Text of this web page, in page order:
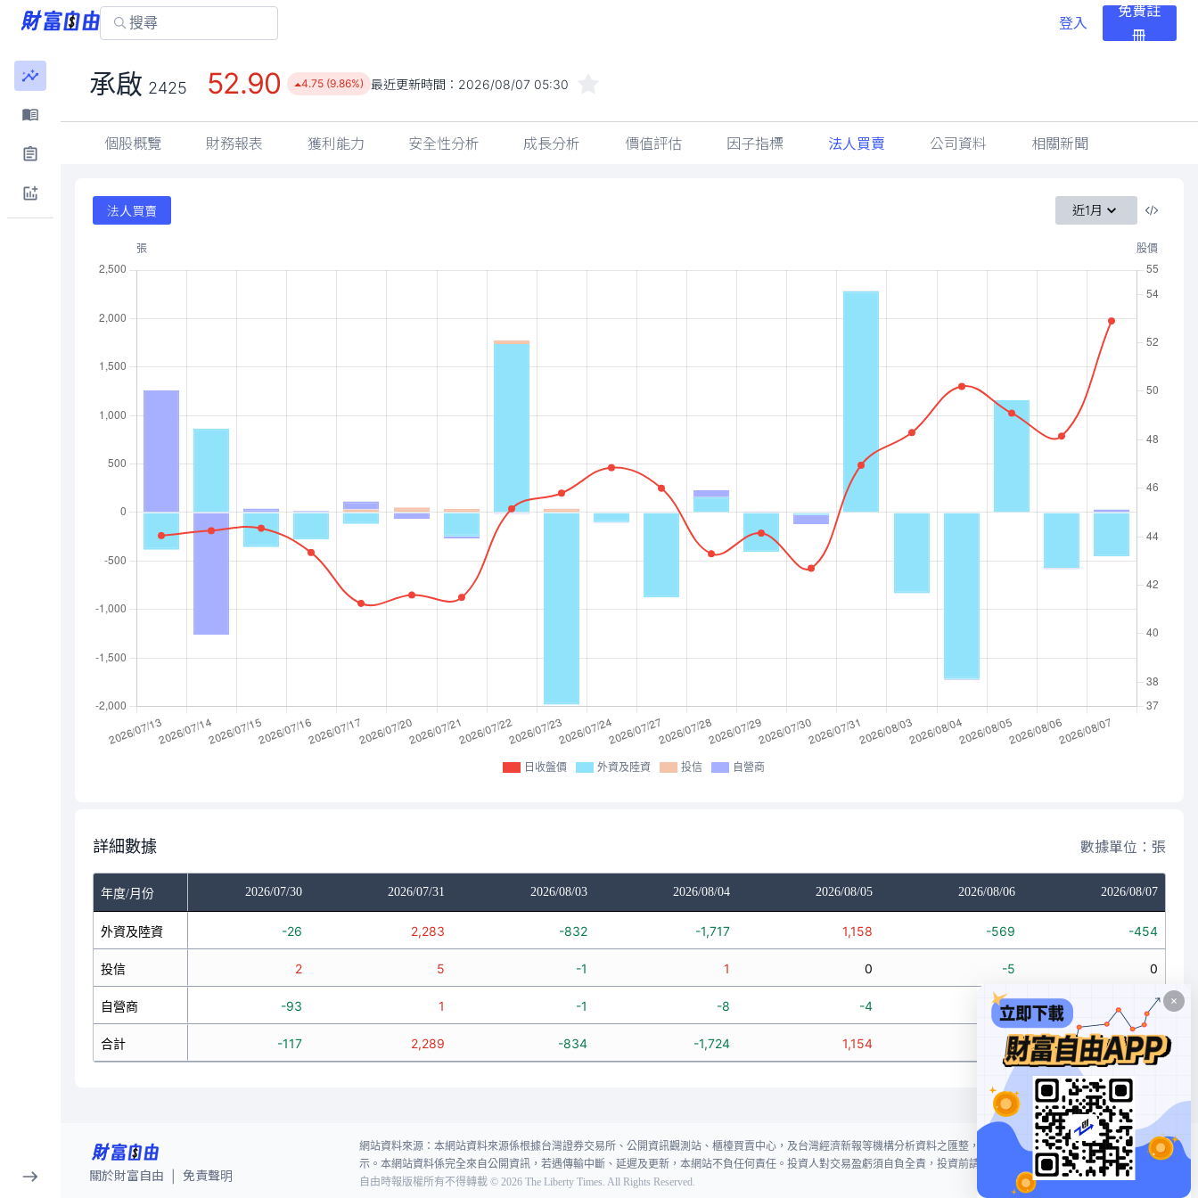
登入
免費註
冊
承啟 2425 52.90 4.75 (9.86%) 最近更新時間： 2026/08/07 05:30
個股概覽 財務報表 獲利能力 安全性分析 成長分析 價值評估 因子指標 法人買賣 公司資料 相關新聞
法人買賣 近1月
日收盤價 外資及陸資 投信 自營商
詳細數據 數據單位：張
年度/月份
2026/07/29 2026/07/30 2026/07/31 2026/08/03 2026/08/04 2026/08/05 2026/08/06 2026/08/07
外資及陸資
投信
自營商
合計
-408 -26 2,283 -832 -1,717 1,158 -569 -454
2 5 -1 1 0 -5 0
-93 1 -1 -8 -4 -10 33
-117 2,289 -834 -1,724 1,154 -584 -421
關於財富自由 免責聲明
網站資料來源：本網站資料來源係根據台灣證券交易所、公開資訊觀測站、櫃檯買賣中心，及台灣經濟新報等機構分析資料之匯整，本網站對投資人買賣不作任何建議或暗
示。本網站資料係完全來自公開資訊，若遇傳輸中斷、延遲及更新，本網站不負任何責任。投資人對交易盈虧須自負全責，投資前請謹慎評估風險。
自由時報版權所有不得轉載 © 2026 The Liberty Times. All Rights Reserved.